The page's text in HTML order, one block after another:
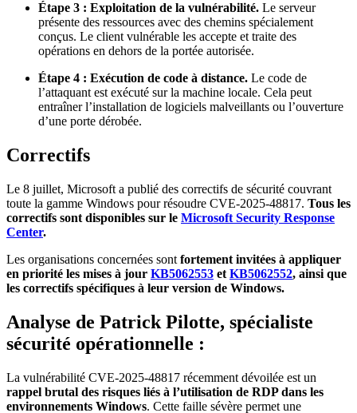
Étape 3 : Exploitation de la vulnérabilité. Le serveur
présente des ressources avec des chemins spécialement
conçus. Le client vulnérable les accepte et traite des
opérations en dehors de la portée autorisée.
Étape 4 : Exécution de code à distance. Le code de
l’attaquant est exécuté sur la machine locale. Cela peut
entraîner l’installation de logiciels malveillants ou l’ouverture
d’une porte dérobée.
Correctifs
Le 8 juillet, Microsoft a publié des correctifs de sécurité couvrant
toute la gamme Windows pour résoudre CVE-2025-48817. Tous les
correctifs sont disponibles sur le Microsoft Security Response
Center.
Les organisations concernées sont fortement invitées à appliquer
en priorité les mises à jour KB5062553 et KB5062552, ainsi que
les correctifs spécifiques à leur version de Windows.
Analyse de Patrick Pilotte, spécialiste
sécurité opérationnelle :
La vulnérabilité CVE-2025-48817 récemment dévoilée est un
rappel brutal des risques liés à l’utilisation de RDP dans les
environnements Windows. Cette faille sévère permet une